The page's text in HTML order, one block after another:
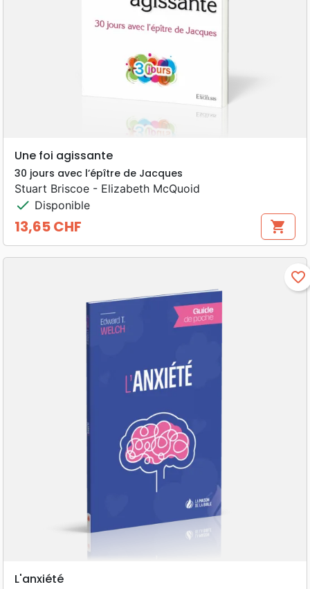
Une foi agissante
30 jours avec l’épître de Jacques
Stuart Briscoe - Elizabeth McQuoid
check Disponible
Prix
13,65 CHF shopping_cart
favorite_border
L'anxiété